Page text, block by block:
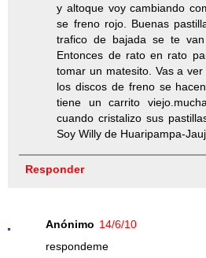
y altoque voy cambiando
se freno rojo. Buenas
trafico de bajada se te
Entonces de rato en rato
tomar un matesito. Vas a
los discos de freno se
tiene un carrito
cuando cristalizo sus
Soy Willy de Huaripampa-
Responder
Anónimo 14/6/10
respondeme